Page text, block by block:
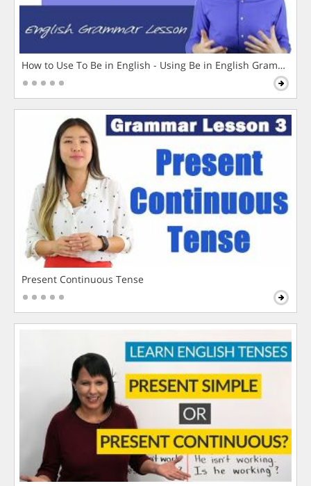
How to Use To Be in English - Using Be in English Grammar
Present Continuous Tense